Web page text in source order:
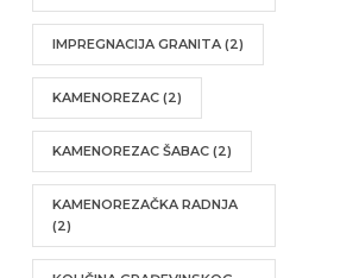
IMPREGNACIJA GRANITA (2)
KAMENOREZAC (2)
KAMENOREZAC ŠABAC (2)
KAMENOREZAČKA RADNJA
(2)